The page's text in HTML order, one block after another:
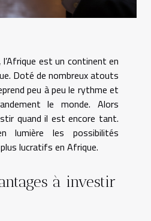
l’Afrique est un continent en
Doté de nombreux atouts
peu à peu le rythme et
le monde. Alors
quand il est encore tant.
lumière les possibilités
lucratifs en Afrique.
à investir